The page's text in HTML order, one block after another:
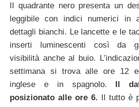
Il quadrante nero presenta un
leggibile con indici numerici in
dettagli bianchi. Le lancette e le
inserti luminescenti così da
visibilità anche al buio.
settimana si trova alle ore 12
inglese e in spagnolo. Il
posizionato alle ore 6. Il tutto è